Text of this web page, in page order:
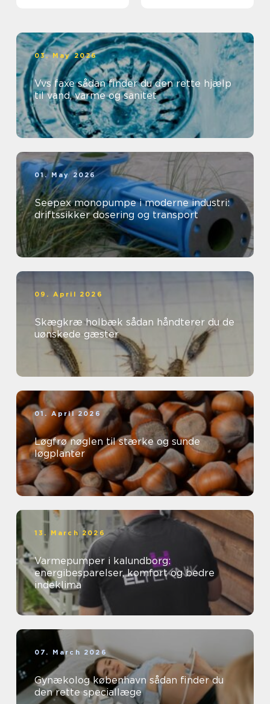
03. May 2026
Vvs faxe sådan finder du den rette hjælp
til vand, varme og sanitet
01. May 2026
Seepex monopumpe i moderne industri:
driftssikker dosering og transport
09. April 2026
Skægkræ holbæk sådan håndterer du de
uønskede gæster
01. April 2026
Løgfrø nøglen til stærke og sunde
løgplanter
13. March 2026
Varmepumper i kalundborg:
energibesparelser, komfort og bedre
indeklima
07. March 2026
Gynækolog københavn sådan finder du
den rette speciallæge